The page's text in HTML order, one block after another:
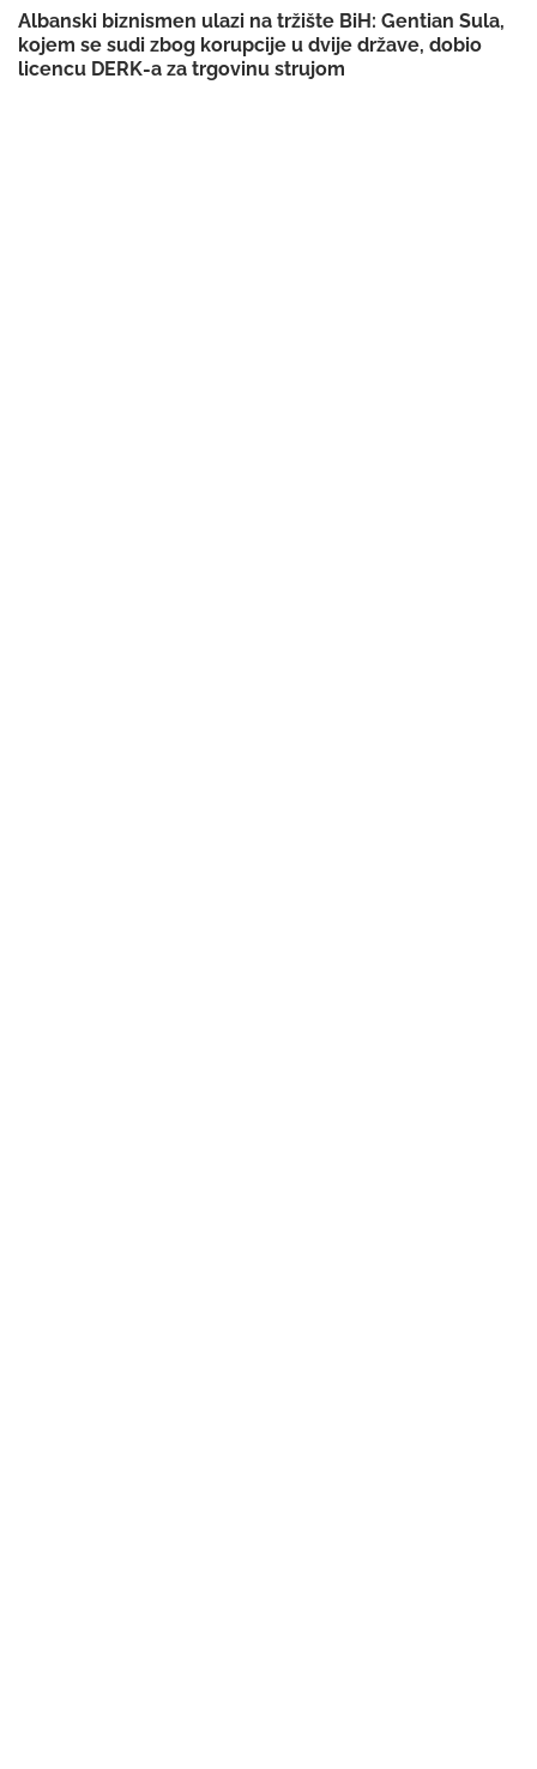
Albanski biznismen ulazi na tržište BiH: Gentian Sula,
kojem se sudi zbog korupcije u dvije države, dobio
licencu DERK-a za trgovinu strujom